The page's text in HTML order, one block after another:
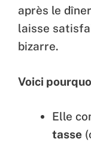
après le
laisse
bizarre.
Voici
Elle
tasse